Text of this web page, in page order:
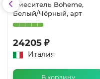
Смеситель Boheme,
Белый/Чёрный, арт
24205 ₽
Италия
В корзину